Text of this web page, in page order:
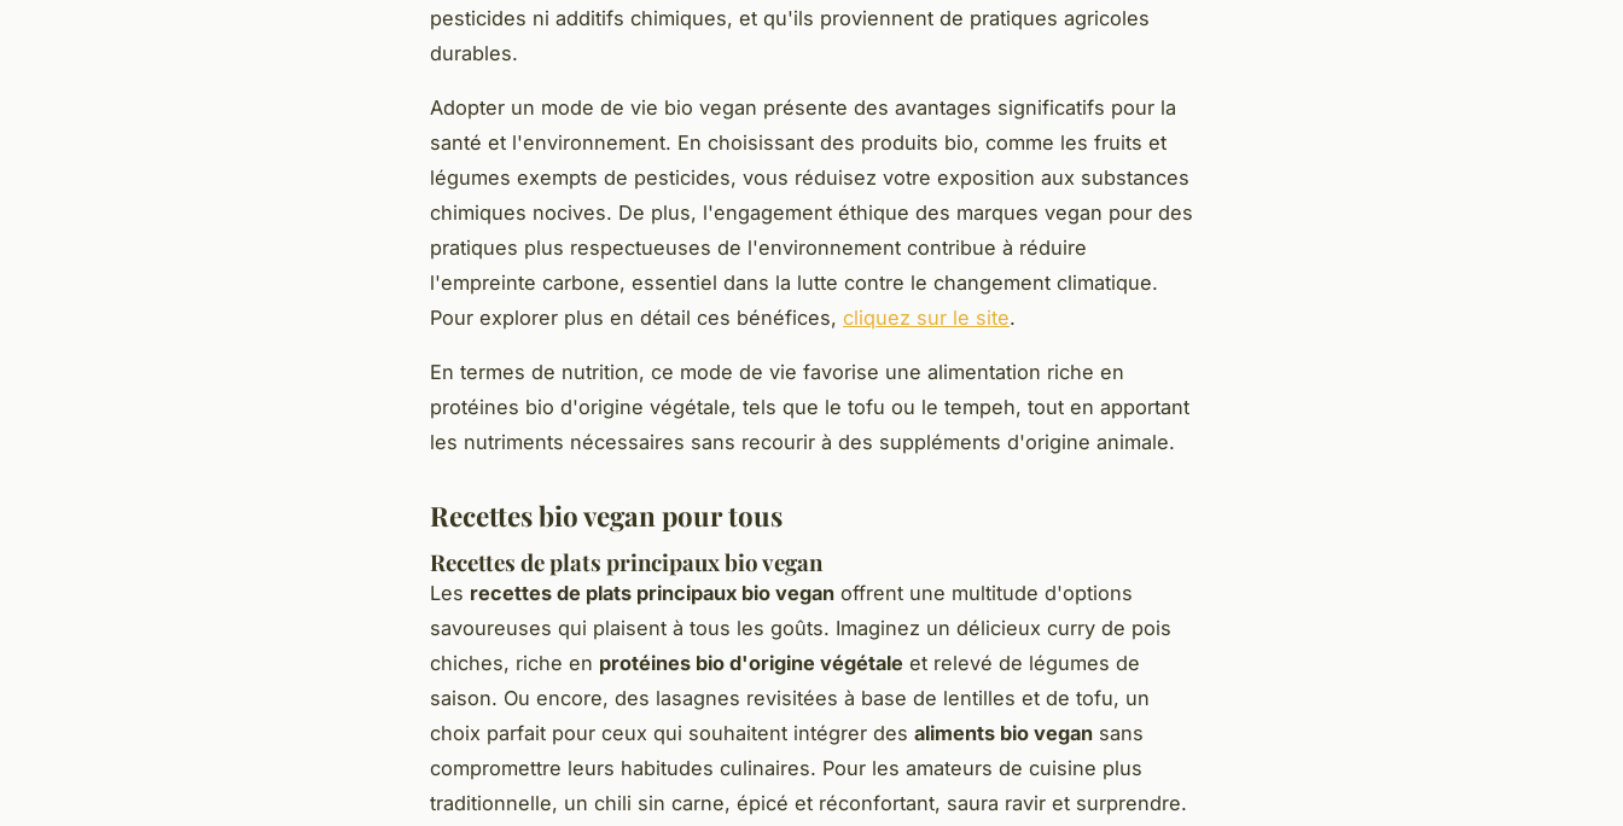
pesticides ni additifs chimiques, et qu'ils proviennent de pratiques agricoles
durables.
Adopter un mode de vie bio vegan présente des avantages significatifs pour la
santé et l'environnement. En choisissant des produits bio, comme les fruits et
légumes exempts de pesticides, vous réduisez votre exposition aux substances
chimiques nocives. De plus, l'engagement éthique des marques vegan pour des
pratiques plus respectueuses de l'environnement contribue à réduire
l'empreinte carbone, essentiel dans la lutte contre le changement climatique.
Pour explorer plus en détail ces bénéfices, cliquez sur le site.
En termes de nutrition, ce mode de vie favorise une alimentation riche en
protéines bio d'origine végétale, tels que le tofu ou le tempeh, tout en apportant
les nutriments nécessaires sans recourir à des suppléments d'origine animale.
Recettes bio vegan pour tous
Recettes de plats principaux bio vegan
Les recettes de plats principaux bio vegan offrent une multitude d'options
savoureuses qui plaisent à tous les goûts. Imaginez un délicieux curry de pois
chiches, riche en protéines bio d'origine végétale et relevé de légumes de
saison. Ou encore, des lasagnes revisitées à base de lentilles et de tofu, un
choix parfait pour ceux qui souhaitent intégrer des aliments bio vegan sans
compromettre leurs habitudes culinaires. Pour les amateurs de cuisine plus
traditionnelle, un chili sin carne, épicé et réconfortant, saura ravir et surprendre.